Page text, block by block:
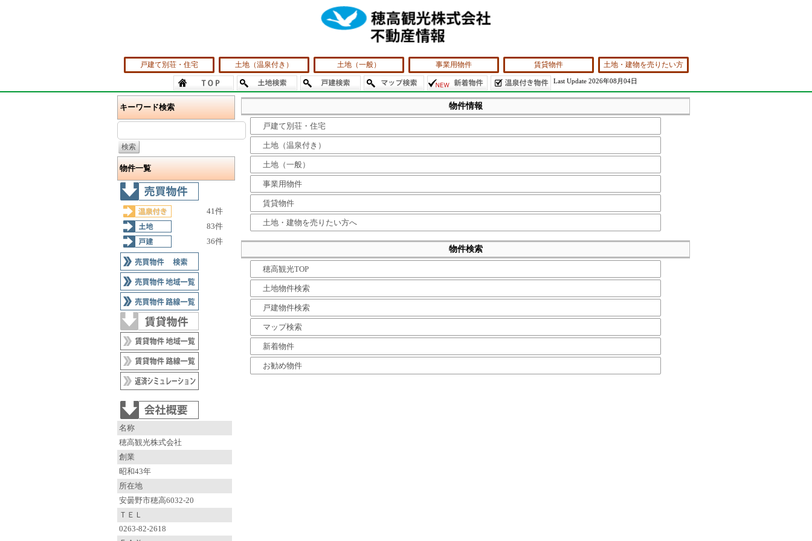
戸建て別荘・住宅 土地（温泉付き） 土地（一般） 事業用物件 賃貸物件 土地・建物を売りたい方
Last Update 2026年08月04日
キーワード検索
物件一覧
41件
83件
36件
名称
穂高観光株式会社
創業
昭和43年
所在地
安曇野市穂高6032-20
ＴＥＬ
0263-82-2618
物件情報
戸建て別荘・住宅
土地（温泉付き）
土地（一般）
事業用物件
賃貸物件
土地・建物を売りたい方へ
物件検索
穂高観光TOP
土地物件検索
戸建物件検索
マップ検索
新着物件
お勧め物件